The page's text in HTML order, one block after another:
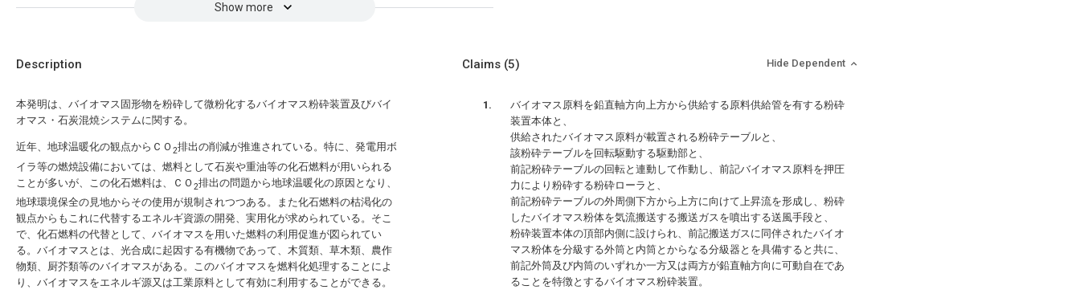
Show more
Description
本発明は、バイオマス固形物を粉砕して微粉化するバイオマス粉砕装置及びバイ
オマス・石炭混焼システムに関する。
近年、地球温暖化の観点からＣＯ2排出の削減が推進されている。特に、発電用ボ
イラ等の燃焼設備においては、燃料として石炭や重油等の化石燃料が用いられる
ことが多いが、この化石燃料は、ＣＯ2排出の問題から地球温暖化の原因となり、
地球環境保全の見地からその使用が規制されつつある。また化石燃料の枯渇化の
観点からもこれに代替するエネルギ資源の開発、実用化が求められている。そこ
で、化石燃料の代替として、バイオマスを用いた燃料の利用促進が図られてい
る。バイオマスとは、光合成に起因する有機物であって、木質類、草木類、農作
物類、厨芥類等のバイオマスがある。このバイオマスを燃料化処理することによ
り、バイオマスをエネルギ源又は工業原料として有効に利用することができる。
Claims (5) Hide Dependent
バイオマス原料を鉛直軸方向上方から供給する原料供給管を有する粉砕
装置本体と、
供給されたバイオマス原料が載置される粉砕テーブルと、
該粉砕テーブルを回転駆動する駆動部と、
前記粉砕テーブルの回転と連動して作動し、前記バイオマス原料を押圧
力により粉砕する粉砕ローラと、
前記粉砕テーブルの外周側下方から上方に向けて上昇流を形成し、粉砕
したバイオマス粉体を気流搬送する搬送ガスを噴出する送風手段と、
粉砕装置本体の頂部内側に設けられ、前記搬送ガスに同伴されたバイオ
マス粉体を分級する外筒と内筒とからなる分級器とを具備すると共に、
前記外筒及び内筒のいずれか一方又は両方が鉛直軸方向に可動自在であ
ることを特徴とするバイオマス粉砕装置。